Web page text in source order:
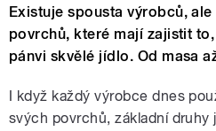
Existuje spousta výrobců,
povrchů, které mají zajistit
pánvi skvělé jídlo. Od masa
I když každý výrobce dnes
svých povrchů, základní druhy